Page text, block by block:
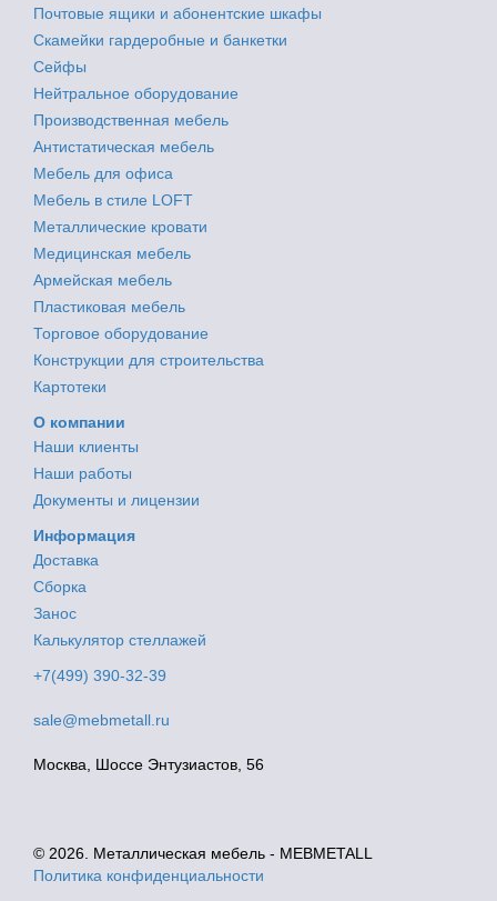
Почтовые ящики и абонентские шкафы
Скамейки гардеробные и банкетки
Сейфы
Нейтральное оборудование
Производственная мебель
Антистатическая мебель
Мебель для офиса
Мебель в стиле LOFT
Металлические кровати
Медицинская мебель
Армейская мебель
Пластиковая мебель
Торговое оборудование
Конструкции для строительства
Картотеки
О компании
Наши клиенты
Наши работы
Документы и лицензии
Информация
Доставка
Сборка
Занос
Калькулятор стеллажей
+7(499) 390-32-39
sale@mebmetall.ru
Москва, Шоссе Энтузиастов, 56
© 2026. Металлическая мебель - MEBMETALL
Политика конфиденциальности